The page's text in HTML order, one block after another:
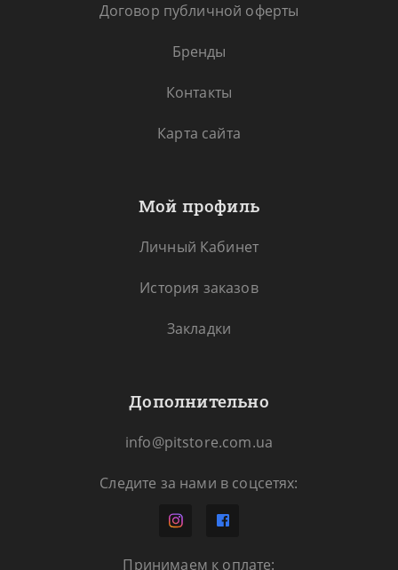
Договор публичной оферты
Бренды
Контакты
Карта сайта
Мой профиль
Личный Кабинет
История заказов
Закладки
Дополнительно
info@pitstore.com.ua
Следите за нами в соцсетях:
Принимаем к оплате: